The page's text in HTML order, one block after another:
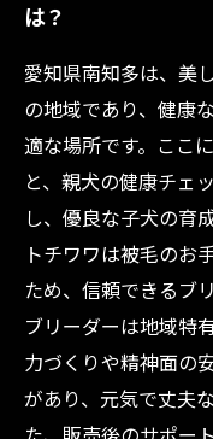
して幸せな日々
南知多のチワ
気トレンド
チワワロング
く健康に暮ら
は？
愛知県南知多は、美
の地域であり、健康
適な場所です。ここ
と、親犬の健康チェ
し、優良な子犬の育
トチワワは被毛のお
ため、信頼できるブ
ブリーダーは地域特
力づくりや精神面の
があり、元気で丈夫